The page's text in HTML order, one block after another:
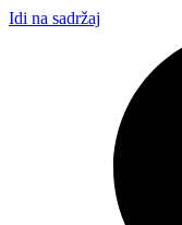
Idi na sadržaj